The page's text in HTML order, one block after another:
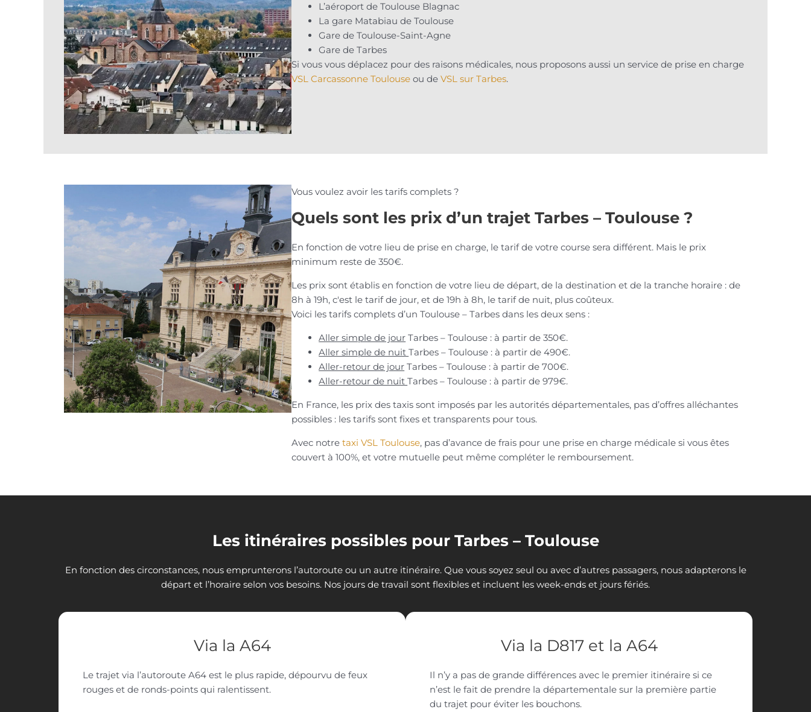
L’aéroport de Toulouse Blagnac
La gare Matabiau de Toulouse
Gare de Toulouse-Saint-Agne
Gare de Tarbes
Si vous vous déplacez pour des raisons médicales, nous proposons aussi un service de prise en charge
VSL Carcassonne Toulouse ou deVSL sur Tarbes.
Vous voulez avoir les tarifs complets ?
Quels sont les prix d’un trajet Tarbes – Toulouse ?
En fonction de votre lieu de prise en charge, le tarif de votre course sera différent. Mais le prix
minimum reste de 350€.
Les prix sont établis en fonction de votre lieu de départ, de la destination et de la tranche horaire : de
8h à 19h, c'est le tarif de jour, et de 19h à 8h, le tarif de nuit, plus coûteux.
Voici les tarifs complets d’un Toulouse – Tarbes dans les deux sens :
Aller simple de jour Tarbes – Toulouse : à partir de 350€.
Aller simple de nuitTarbes – Toulouse : à partir de 490€.
Aller-retour de jour Tarbes – Toulouse : à partir de 700€.
Aller-retour de nuitTarbes – Toulouse : à partir de 979€.
En France, les prix des taxis sont imposés par les autorités départementales, pas d’offres alléchantes
possibles : les tarifs sont fixes et transparents pour tous.
Avec notretaxi VSL Toulouse, pas d’avance de frais pour une prise en charge médicale si vous êtes
couvert à 100%, et votre mutuelle peut même compléter le remboursement.
Les itinéraires possibles pour Tarbes – Toulouse
En fonction des circonstances, nous emprunterons l’autoroute ou un autre itinéraire. Que vous soyez seul ou avec d’autres passagers, nous adapterons le
départ et l’horaire selon vos besoins. Nos jours de travail sont flexibles et incluent les week-ends et jours fériés.
Via la A64
Le trajet via l’autoroute A64 est le plus rapide, dépourvu de feux
rouges et de ronds-points qui ralentissent.
Via la D817 et la A64
Il n’y a pas de grande différences avec le premier itinéraire si ce
n’est le fait de prendre la départementale sur la première partie
du trajet pour éviter les bouchons.